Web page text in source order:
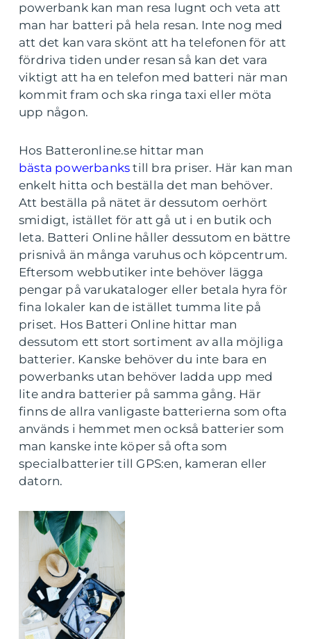
powerbank kan man resa lugnt och veta att
man har batteri på hela resan. Inte nog med
att det kan vara skönt att ha telefonen för att
fördriva tiden under resan så kan det vara
viktigt att ha en telefon med batteri när man
kommit fram och ska ringa taxi eller möta
upp någon.
Hos Batteronline.se hittar man
bästa powerbanks till bra priser. Här kan man
enkelt hitta och beställa det man behöver.
Att beställa på nätet är dessutom oerhört
smidigt, istället för att gå ut i en butik och
leta. Batteri Online håller dessutom en bättre
prisnivå än många varuhus och köpcentrum.
Eftersom webbutiker inte behöver lägga
pengar på varukataloger eller betala hyra för
fina lokaler kan de istället tumma lite på
priset. Hos Batteri Online hittar man
dessutom ett stort sortiment av alla möjliga
batterier. Kanske behöver du inte bara en
powerbanks utan behöver ladda upp med
lite andra batterier på samma gång. Här
finns de allra vanligaste batterierna som ofta
används i hemmet men också batterier som
man kanske inte köper så ofta som
specialbatterier till GPS:en, kameran eller
datorn.